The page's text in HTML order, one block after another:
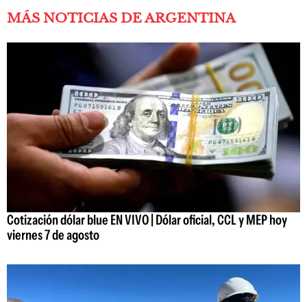
MÁS NOTICIAS DE ARGENTINA
Cotización dólar blue EN VIVO | Dólar oficial, CCL y MEP hoy
viernes 7 de agosto